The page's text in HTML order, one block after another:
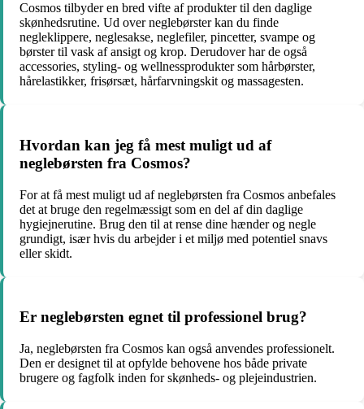
Cosmos tilbyder en bred vifte af produkter til den daglige
skønhedsrutine. Ud over neglebørster kan du finde
negleklippere, neglesakse, neglefiler, pincetter, svampe og
børster til vask af ansigt og krop. Derudover har de også
accessories, styling- og wellnessprodukter som hårbørster,
hårelastikker, frisørsæt, hårfarvningskit og massagesten.
Hvordan kan jeg få mest muligt ud af
neglebørsten fra Cosmos?
For at få mest muligt ud af neglebørsten fra Cosmos anbefales
det at bruge den regelmæssigt som en del af din daglige
hygiejnerutine. Brug den til at rense dine hænder og negle
grundigt, især hvis du arbejder i et miljø med potentiel snavs
eller skidt.
Er neglebørsten egnet til professionel brug?
Ja, neglebørsten fra Cosmos kan også anvendes professionelt.
Den er designet til at opfylde behovene hos både private
brugere og fagfolk inden for skønheds- og plejeindustrien.